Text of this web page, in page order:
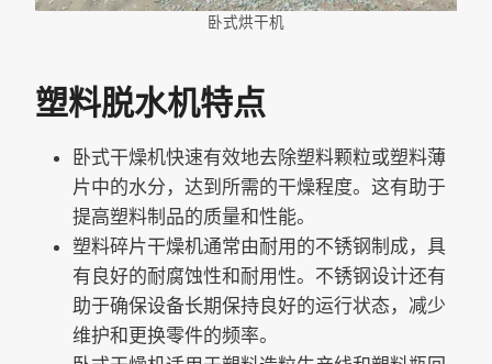
卧式烘干机
塑料脱水机特点
卧式干燥机快速有效地去除塑料颗粒或塑料薄
片中的水分，达到所需的干燥程度。这有助于
提高塑料制品的质量和性能。
塑料碎片干燥机通常由耐用的不锈钢制成，具
有良好的耐腐蚀性和耐用性。不锈钢设计还有
助于确保设备长期保持良好的运行状态，减少
维护和更换零件的频率。